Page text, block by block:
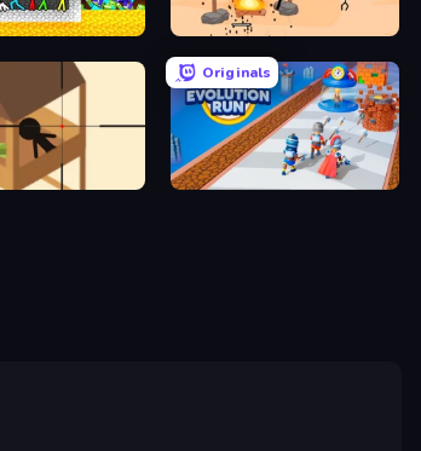
vs Zombies Kick Loser
Originals
Age Evolution Run